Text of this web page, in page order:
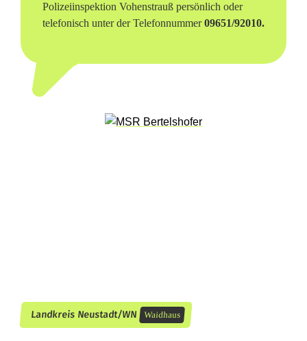
g
Polizeiinspektion Vohenstrauß persönlich oder
telefonisch unter der Telefonnummer09651/92010.
Landkreis Neustadt/WN Waidhaus